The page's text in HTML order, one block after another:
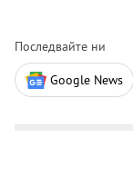
Последвайте ни
Google News